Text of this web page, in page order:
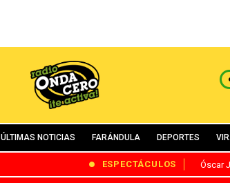
ÚLTIMAS NOTICIAS FARÁNDULA DEPORTES
ESPECTÁCULOS Óscar